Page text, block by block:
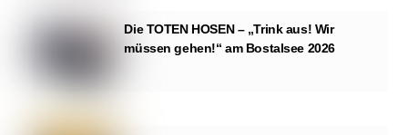
Die TOTEN HOSEN – „Trink aus! Wir
müssen gehen!“ am Bostalsee 2026